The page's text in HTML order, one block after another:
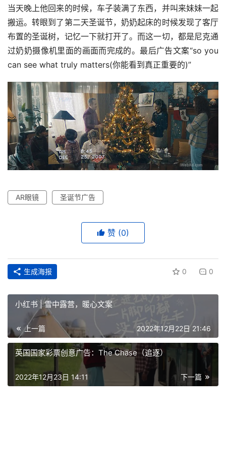
首
页
讯
空
间
艺
工
业
素
登录
当天晚上他回来的时候，车子装满了东西，并叫来妹妹一起
搬运。转眼到了第二天圣诞节，奶奶起床的时候发现了客厅
布置的圣诞树，记忆一下就打开了。而这一切，都是尼克通
过奶奶摄像机里面的画面而完成的。最后广告文案“so you
can see what truly matters(你能看到真正重要的)”
AR眼镜 圣诞节广告
赞 (0)
生成海报 0 0
小红书 | 雪中露营，暖心文案
上一篇 2022年12月22日 21:46
英国国家彩票创意广告：The Chase（追逐）
下一篇
2022年12月23日 14:11